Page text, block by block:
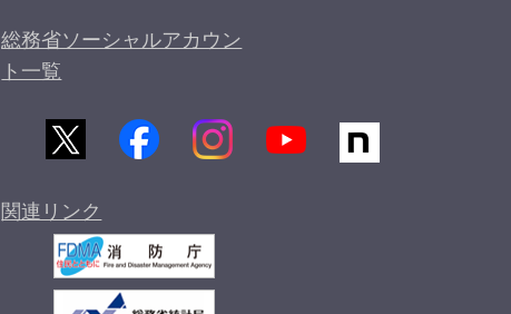
総務省ソーシャルアカウン
ト一覧
関連リンク